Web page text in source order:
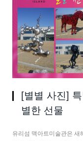
[별별 사진]
별한 선물
유리섬 맥아트미술관은 새